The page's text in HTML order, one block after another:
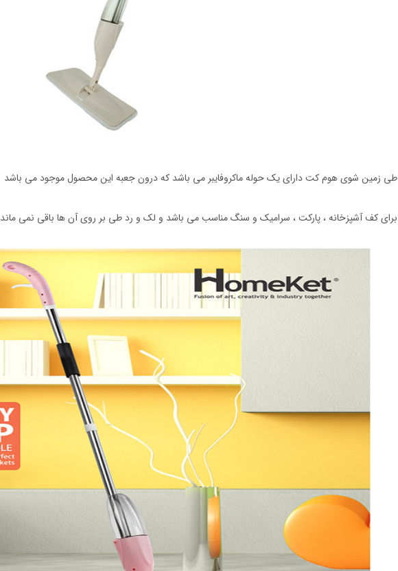
طی زمین شوی هوم کت دارای یک حوله ماکروفایبر می باشد که درون جعبه این محصول موجود می باشد
برای کف آشپزخانه ، پارکت ، سرامیک و سنگ مناسب می باشد و لک و رد طی بر روی آن ها باقی نمی ماند